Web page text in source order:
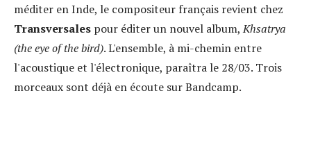
méditer en Inde, le compositeur français revient chez
Transversales pour éditer un nouvel album,Khsatrya
(the eye of the bird). L'ensemble, à mi-chemin entre
l'acoustique et l'électronique, paraîtra le 28/03. Trois
morceaux sont déjà en écoute sur Bandcamp.